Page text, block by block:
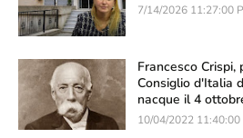
7/14/2026 11:27:00
Francesco
Consiglio d'Italia
nacque il 4
10/04/2022 11:40:00